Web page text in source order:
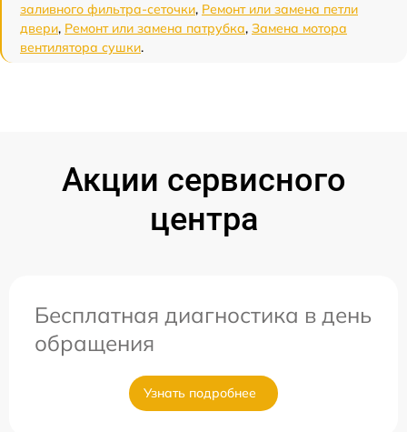
заливного фильтра-сеточки, Ремонт или замена петли
двери, Ремонт или замена патрубка, Замена мотора
вентилятора сушки.
Акции сервисного
центра
Бесплатная диагностика в день
обращения
Узнать подробнее